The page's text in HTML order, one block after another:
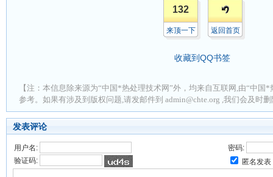
132
来顶一下 返回首页
收藏到QQ书签
【注：本信息除来源为“中国*热处理技术网”外，均来自互联网,由“中国
参考。如果有涉及到版权问题,请发邮件到 admin@chte.org ,我们会及时
发表评论
用户名:
密码:
验证码:
匿名发表